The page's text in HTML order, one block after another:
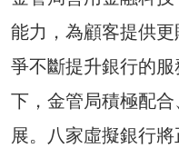
能力，為顧客提供
爭不斷提升銀行的
下，金管局積極配
展。八家虛擬銀行將